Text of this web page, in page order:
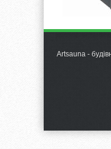
Artsauna -